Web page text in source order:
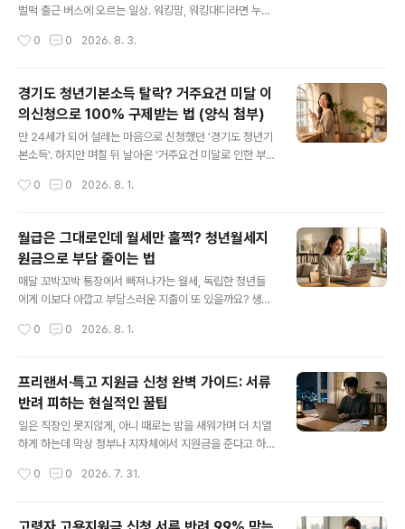
비 대부 이자율 낮은 곳 베스트 3를 완벽하게 정리해 드립
는 가장 확실한 방법들을 확인해 보시기 바랍니다.1. 은행권
벌떡 출근 버스에 오르는 일상. 워킹맘, 워킹대디라면 누구
길이 더 필요한 시기가 오면 자연스럽게 '육아기 근로시간
사팀에 신청서를 내밀려다 멈칫하게 되는 이유, 바로 '돈'
때문일 텐데요. "근무 시간이 줄어들면 내 월급도 반토막
나는 건 아닐까?" 하는 현실적인 걱정이 앞서기 마련입니
다. 정말 다행인 소식은, 줄어든 월급을 국가(고용보험)에
서 보전해 주는데 2026년 1월부터 이 지원금의 한도(상한
된 내용을 바탕으로, 내 월급 명세서를 보며 단축 급여를 직
0 0 2026. 8. 3.
경기도 청년기본소득 탈락? 거주요건 미달 이
의신청으로 100% 구제받는 법 (양식 첨부)
만 24세가 되어 설레는 마음으로 신청했던 '경기도 청년기
본소득'. 하지만 며칠 뒤 날아온 '거주요건 미달로 인한 부
부터 경기도에 살았는데 무슨 소리지?", "대학교 기숙사 때
답하셨을 겁니다. 하지만 너무 걱정하지 마세요. 행정 시스
템은 신청자의 '주민등록초본' 기록을 전산으로 자동 필터
링하기 때문에 벌어지는 아주 흔한 해프닝입니다. 정해진
이의신청 기간 내에 '불가피한 일시적 전출'이었음을 증명
지원금을 되찾을 수 있습니다. 오늘은 수많은 청년들의 구
0 0 2026. 8. 1.
월급은 그대로인데 월세만 훌쩍? 청년월세지
원금으로 부담 줄이는 법
매달 꼬박꼬박 통장에서 빠져나가는 월세, 독립한 청년들
에게 이보다 아깝고 부담스러운 지출이 또 있을까요? 생활
기준이 다르고 이름도 비슷해서 내게 맞는 혜택을 찾기란
고 신청하려다가, "어? 나 이미 주거급여 받고 있는데 중복
으로 되나?", "작년에 지자체에서 월세 지원받았는데 또 신
청해도 될까?"라며 헷갈려 하시는 분들이 정말 많습니다.
원칙적으로 세금이 투입되는 정부 복지 혜택은 이중 지급
을 깐깐하게 제한하거든요. 하지만 지레짐작으로 포기하기
액’을 지원받거나, 이전 혜택이 끝난 후 다시 신청할 수 있
0 0 2026. 8. 1.
프리랜서·특고 지원금 신청 완벽 가이드: 서류
반려 피하는 현실적인 꿀팁
일은 직장인 못지않게, 아니 때로는 밤을 새워가며 더 치열
하게 하는데 막상 정부나 지자체에서 지원금을 준다고 하
서와 특수형태근로종사자(이하 특고) 분들이 모인 커뮤니
포기했다", "서류 미비로 세 번이나 반려당하고 결국 신청
0 0 2026. 7. 31.